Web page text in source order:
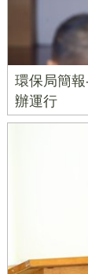
環保局簡
辦運行